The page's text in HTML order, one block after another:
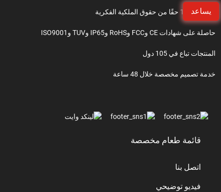
يساعد
أكثر من 150 حقًا من حقوق الملكية الفكرية
حاصلة على شهادات CE وFCC وRoHS وIP65 وTUV وISO9001
المنتجات تباع في 105 دول
خدمة تصميم مخصصة خلال 48 ساعة
قائمة طعام مخصصة
اتصل بنا
فيديو توضيحي